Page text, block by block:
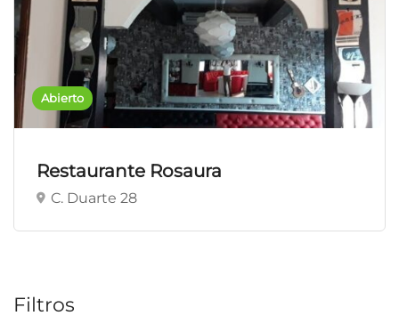
Abierto
Restaurante Rosaura
C. Duarte 28
Filtros